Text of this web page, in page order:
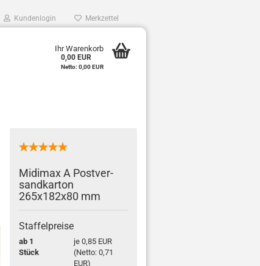
Kundenlogin Merkzettel
Ihr Warenkorb
0,00 EUR
Netto: 0,00 EUR
Mi­di­max A Post­ver­
sand­kar­ton
265x182x80 mm
Staffelpreise
ab 1
Stück
je 0,85 EUR
(Netto: 0,71
EUR)